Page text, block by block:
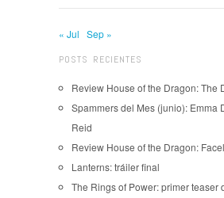
« Jul Sep »
POSTS RECIENTES
Review House of the Dragon: The
Spammers del Mes (junio): Emma
Reid
Review House of the Dragon:
Lanterns: tráiler final
The Rings of Power: primer teaser